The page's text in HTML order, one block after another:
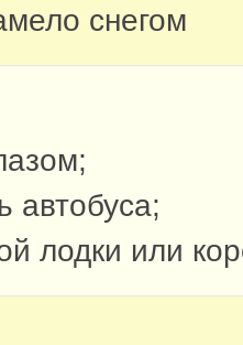
снегом
автобуса;
лодки или